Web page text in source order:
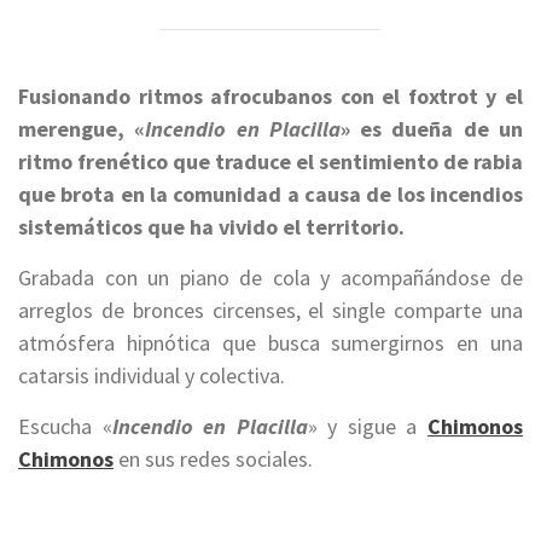
Fusionando ritmos afrocubanos con el foxtrot y el
merengue, «Incendio en Placilla» es dueña de un
ritmo frenético que traduce el sentimiento de rabia
que brota en la comunidad a causa de los incendios
sistemáticos que ha vivido el territorio.
Grabada con un piano de cola y acompañándose de
arreglos de bronces circenses, el single comparte una
atmósfera hipnótica que busca sumergirnos en una
catarsis individual y colectiva.
Escucha «Incendio en Placilla» y sigue a Chimonos
Chimonos en sus redes sociales.